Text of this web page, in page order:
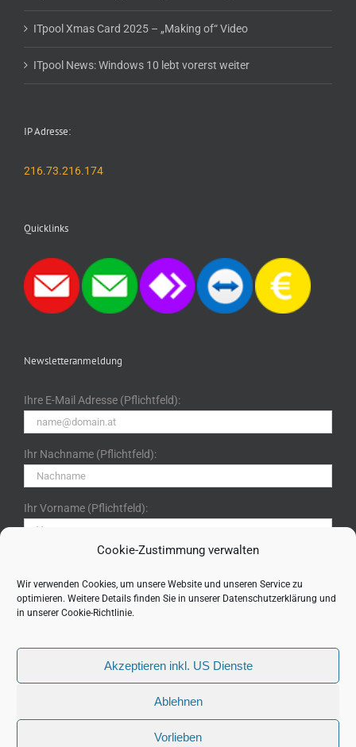
Cookie-Zustimmung verwalten
Wir verwenden Cookies, um unsere Website und unseren Service zu
optimieren. Weitere Details finden Sie in unserer Datenschutzerklärung und
in unserer Cookie-Richtlinie.
Akzeptieren inkl. US Dienste
Ablehnen
Vorlieben
ITpool Xmas Card 2025 – „Making of“ Video
ITpool News: Windows 10 lebt vorerst weiter
IP Adresse:
216.73.216.174
Quicklinks
Newsletteranmeldung
Ihre E-Mail Adresse (Pflichtfeld):
Ihr Nachname (Pflichtfeld):
Ihr Vorname (Pflichtfeld):
Datenschutzerklärung gem. DSGVO einverstanden. (Klicken
für Details)
Copyright (c) 2022 ITpool GmbH, Schleißheim | Alle Rechte vorbehalten.